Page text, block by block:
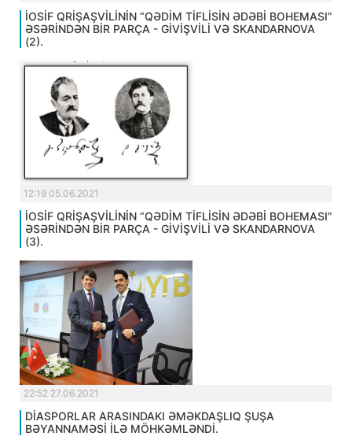
İOSİF QRİŞAŞVİLİNİN “QƏDİM TİFLİSİN ƏDƏBİ BOHEMASI”
ƏSƏRİNDƏN BİR PARÇA - GİVİŞVİLİ VƏ SKANDARNOVA
(2).
12:19 05.06.2021
İOSİF QRİŞAŞVİLİNİN “QƏDİM TİFLİSİN ƏDƏBİ BOHEMASI”
ƏSƏRİNDƏN BİR PARÇA - GİVİŞVİLİ VƏ SKANDARNOVA
(3).
22:52 27.06.2021
DİASPORLAR ARASINDAKI ƏMƏKDAŞLIQ ŞUŞA
BƏYANNAMƏSİ İLƏ MÖHKƏMLƏNDİ.